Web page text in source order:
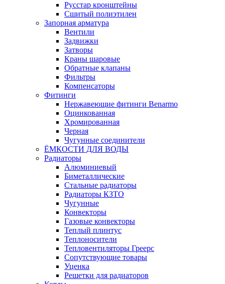
Русстар кронштейны
Сшитый полиэтилен
Запорная арматура
Вентили
Задвижки
Затворы
Краны шаровые
Обратные клапаны
Фильтры
Компенсаторы
Фитинги
Нержавеющие фитинги Benarmo
Оцинкованная
Хромированная
Черная
Чугунные соединители
ЁМКОСТИ ДЛЯ ВОДЫ
Радиаторы
Алюминиевый
Биметаллические
Стальные радиаторы
Радиаторы КЗТО
Чугунные
Конвекторы
Газовые конвекторы
Теплый плинтус
Теплоносители
Тепловентиляторы Греерс
Сопутствующие товары
Уценка
Решетки для радиаторов